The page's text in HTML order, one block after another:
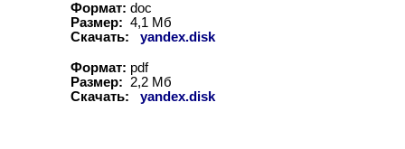
Формат: doc
Размер: 4,1 Мб
Скачать: yandex.disk
Формат: pdf
Размер:
2,2 Мб
Скачать: yandex.disk